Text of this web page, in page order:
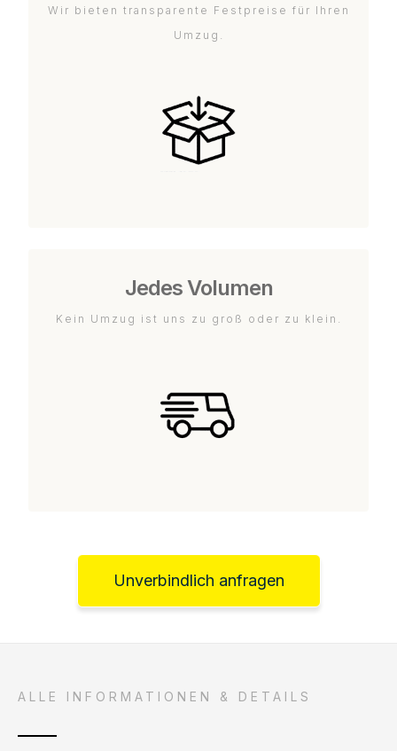
Wir bieten transparente Festpreise für Ihren
Umzug.
Jedes Volumen
Kein Umzug ist uns zu groß oder zu klein.
Unverbindlich anfragen
ALLE INFORMATIONEN & DETAILS